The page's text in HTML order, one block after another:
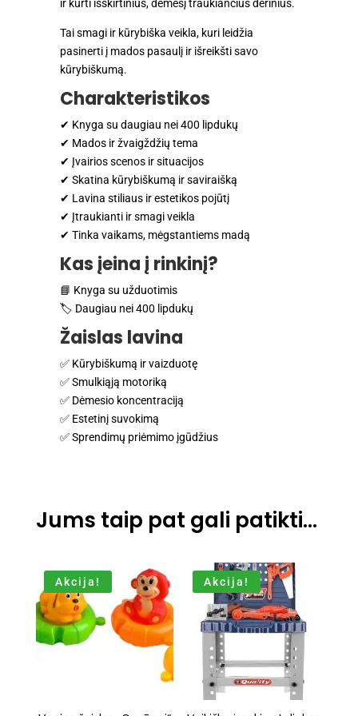
ir kurti išskirtinius, dėmesį traukiančius derinius.
Tai smagi ir kūrybiška veikla, kuri leidžia
pasinerti į mados pasaulį ir išreikšti savo
kūrybiškumą.
Charakteristikos
✔ Knyga su daugiau nei 400 lipdukų
✔ Mados ir žvaigždžių tema
✔ Įvairios scenos ir situacijos
✔ Skatina kūrybiškumą ir saviraišką
✔ Lavina stiliaus ir estetikos pojūtį
✔ Įtraukianti ir smagi veikla
✔ Tinka vaikams, mėgstantiems madą
Kas įeina į rinkinį?
📘 Knyga su užduotimis
🏷️ Daugiau nei 400 lipdukų
Žaislas lavina
✅ Kūrybiškumą ir vaizduotę
✅ Smulkiąją motoriką
✅ Dėmesio koncentraciją
✅ Estetinį suvokimą
✅ Sprendimų priėmimo įgūdžius
Jums taip pat gali patikti…
Akcija! Akcija!